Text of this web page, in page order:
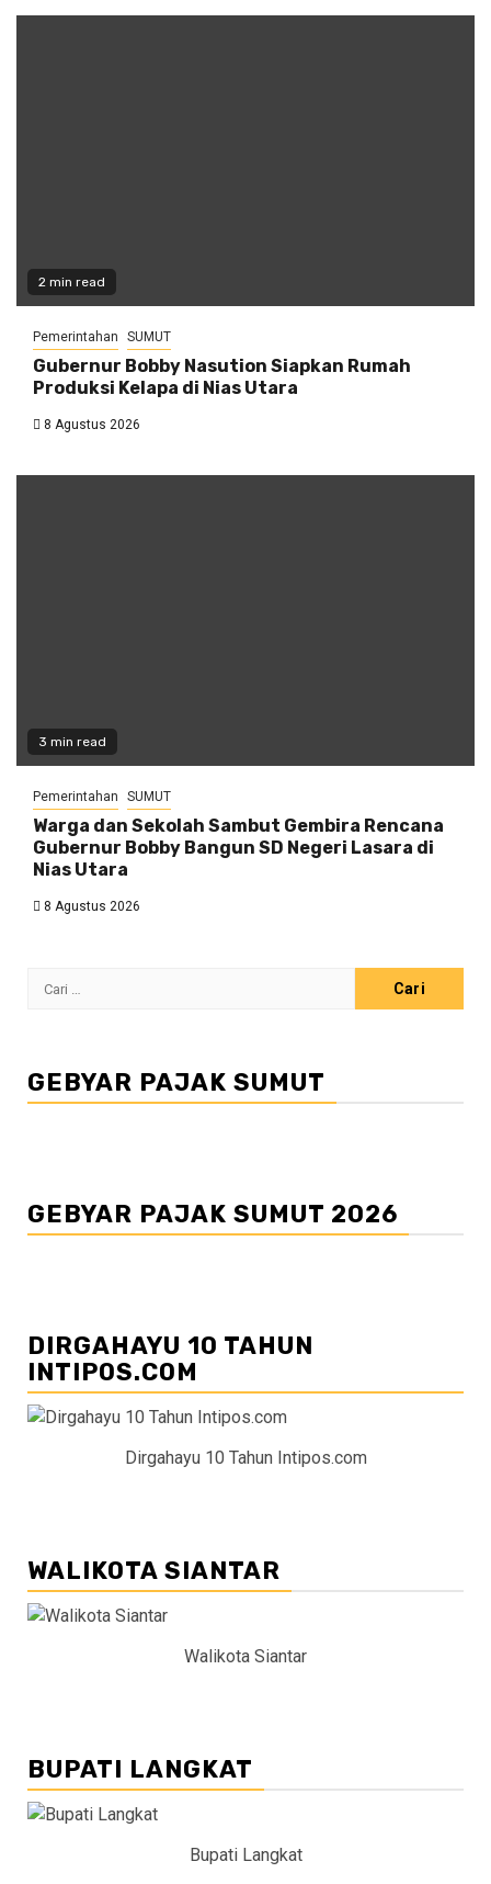
2 min read
Pemerintahan SUMUT
Gubernur Bobby Nasution Siapkan Rumah
Produksi Kelapa di Nias Utara
8 Agustus 2026
3 min read
Pemerintahan SUMUT
Warga dan Sekolah Sambut Gembira Rencana
Gubernur Bobby Bangun SD Negeri Lasara di
Nias Utara
8 Agustus 2026
Cari
GEBYAR PAJAK SUMUT
GEBYAR PAJAK SUMUT 2026
DIRGAHAYU 10 TAHUN
INTIPOS.COM
Dirgahayu 10 Tahun Intipos.com
WALIKOTA SIANTAR
Walikota Siantar
BUPATI LANGKAT
Bupati Langkat